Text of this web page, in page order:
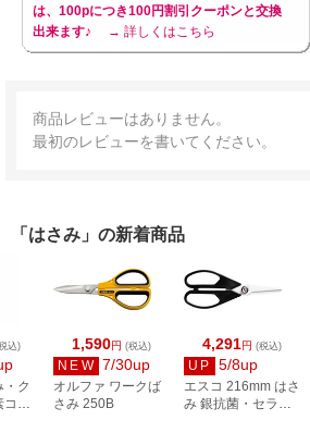
は、100pにつき100円割引クーポンと交換
出来ます♪
→ 詳しくはこちら
商品レビューはありません。
最初のレビューを書いてください。
「はさみ」の新着商品
1,590円 (税込)
NEW 7/30up
オルファ ワークば
さみ 250B
4,291円 (税込)
UP 5/8up
エスコ 216mm はさ
み 銀抗菌・セラミ
込)
・ク
ー